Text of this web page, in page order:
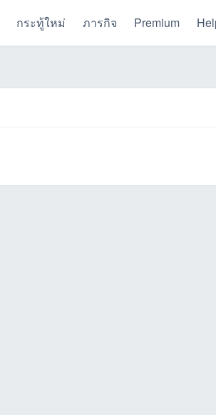
กระทู้ใหม่ ภารกิจ Premium